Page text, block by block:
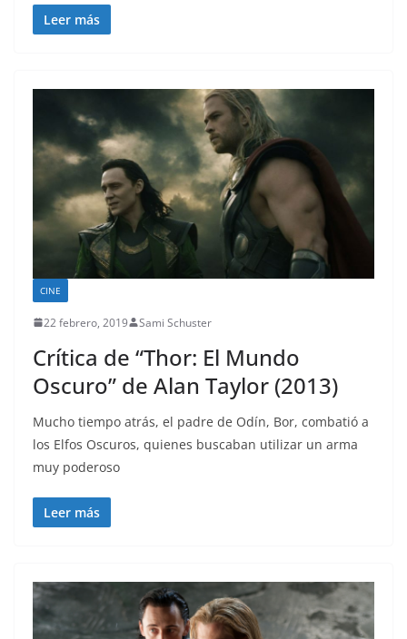
Leer más
CINE
22 febrero, 2019 Sami Schuster
Crítica de “Thor: El Mundo
Oscuro” de Alan Taylor (2013)
Mucho tiempo atrás, el padre de Odín, Bor, combatió a
los Elfos Oscuros, quienes buscaban utilizar un arma
muy poderoso
Leer más